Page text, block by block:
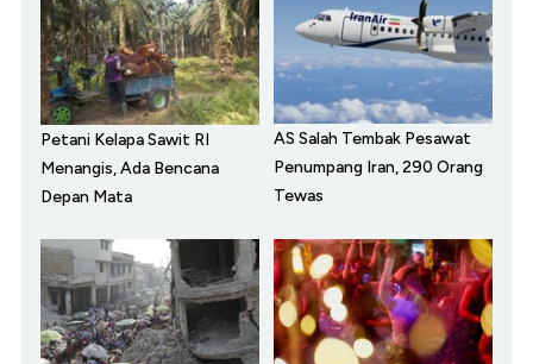
Petani Kelapa Sawit RI
Menangis, Ada Bencana
Depan Mata
AS Salah Tembak Pesawat
Penumpang Iran, 290 Orang
Tewas